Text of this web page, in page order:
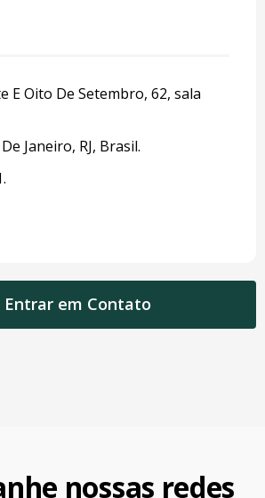
E Oito De Setembro, 62, sala
Janeiro, RJ, Brasil.
Entrar em Contato
nossas redes